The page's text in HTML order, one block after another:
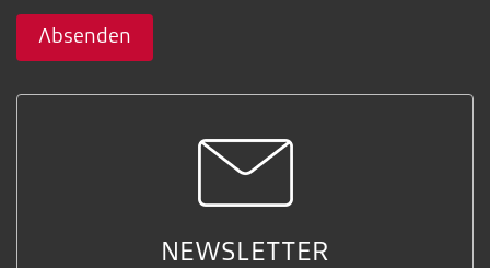
Absenden
NEWSLETTER